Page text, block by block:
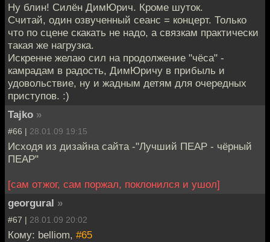
Ну блин! Силён ДимЮрич. Кроме шуток.
Считай, один озвученный сеанс = концерт. Только
что по сцене скакать не надо, а связкам практически
такая же нагрузка.
Искренне желаю сил на продолжение "чёса" -
камрадам в радость, ДимЮричу в прибыль и
удовольствие, ну и жадным детям для очередных
приступов. :)
Tajko »
#66 | 28.01.09 19:15
Исходя из дизайна сайта -"Лучший ПЕАР - чёрный
ПЕАР"
[сам отжог, сам поржал, поклонился и ушол]
georgural »
#67 | 28.01.09 20:02
Кому: belliom, #65